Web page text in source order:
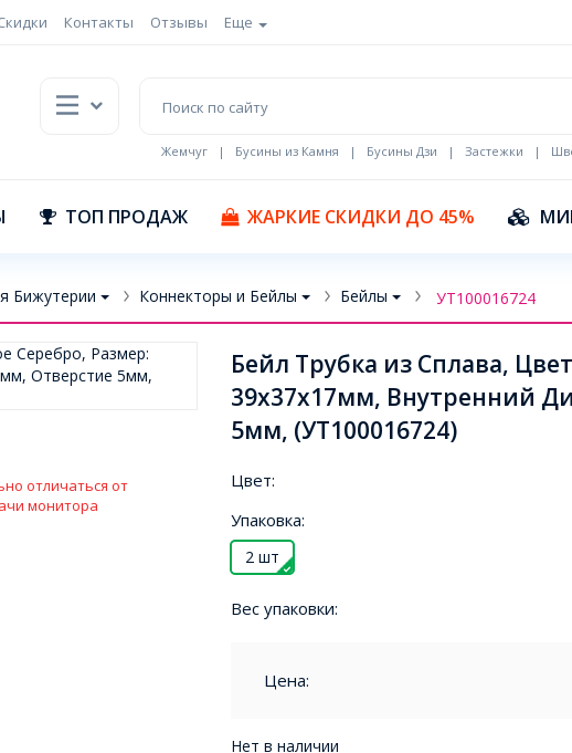
Контакты Отзывы Еще
Жемчуг | Бусины из Камня | Бусины Дзи | Застежки |
ТОП ПРОДАЖ ЖАРКИЕ СКИДКИ ДО 45%
Бижутерии Коннекторы и Бейлы Бейлы УТ100016724
отличаться от
монитора
Бейл Трубка из Сплава,
39х37х17мм, Внутренний
5мм, (УТ100016724)
Цвет:
Упаковка:
2 шт
Вес упаковки:
Цена:
Нет в наличии